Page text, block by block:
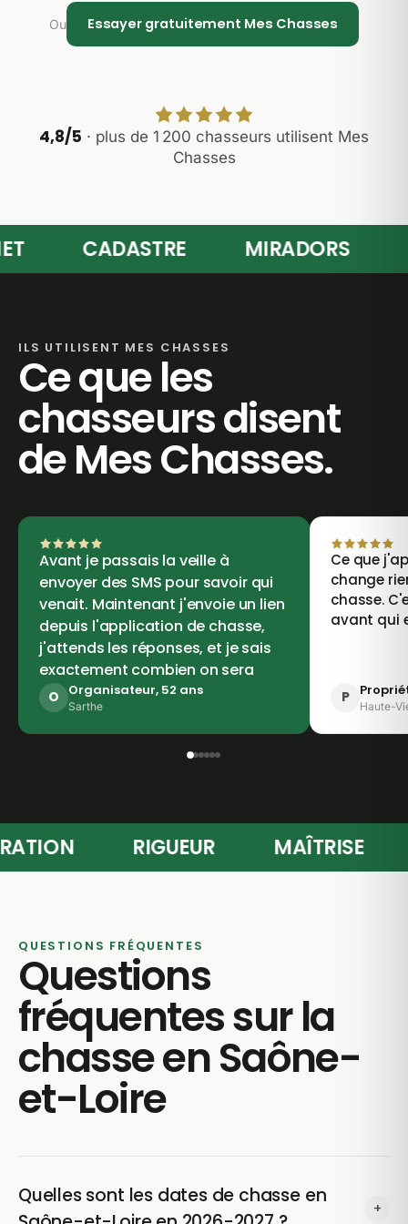
Ou Essayer gratuitement Mes Chasses
4,8/5 · plus de 1 200 chasseurs utilisent Mes
Chasses
CADASTRE MIRADORS
ILS UTILISENT MES CHASSES
Ce que les
chasseurs disent
de Mes Chasses.
Avant je passais la veille à
envoyer des SMS pour savoir qui
venait. Maintenant j'envoie un lien
depuis l'application de chasse,
j'attends les réponses, et je sais
exactement combien on sera
O Organisateur, 52 ans
Sarthe
Ce que
change
chasse.
avant qui
P
Haute-
RIGUEUR MAÎTRISE
QUESTIONS FRÉQUENTES
Questions
fréquentes sur la
chasse en Saône-
et-Loire
Quelles sont les dates de chasse en
+